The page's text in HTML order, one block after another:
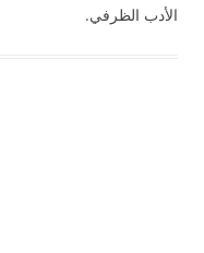
الأدب الظرفي.